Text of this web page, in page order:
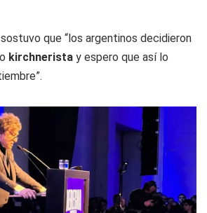
que “los argentinos decidieron
kirchnerista y espero que así lo